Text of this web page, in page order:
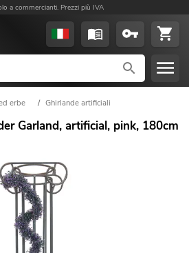
a commercianti. Prezzi più IVA
erbe / Ghirlande artificiali
Garland, artificial, pink, 180cm